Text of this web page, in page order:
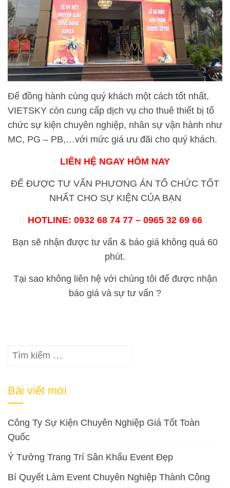
Để đồng hành cùng quý khách một cách tốt nhất,
VIETSKY còn cung cấp dịch vụ cho thuê thiết bị tổ
chức sự kiện chuyên nghiệp, nhân sự vận hành như
MC, PG – PB,…với mức giá ưu đãi cho quý khách.
LIÊN HỆ NGAY HÔM NAY
ĐỂ ĐƯỢC TƯ VẤN PHƯƠNG ÁN TỔ CHỨC TỐT
NHẤT CHO SỰ KIỆN CỦA BẠN
HOTLINE: 0932 68 74 77 – 0965 32 69 66
Bạn sẽ nhận được tư vấn & báo giá không quá 60
phút.
Tại sao không liên hệ với chúng tôi để được nhận
báo giá và sự tư vấn ?
Tìm
Bài viết mới
Công Ty Sự Kiện Chuyên Nghiệp Giá Tốt Toàn
Quốc
Ý Tưởng Trang Trí Sân Khấu Event Đẹp
Bí Quyết Làm Event Chuyên Nghiệp Thành Công